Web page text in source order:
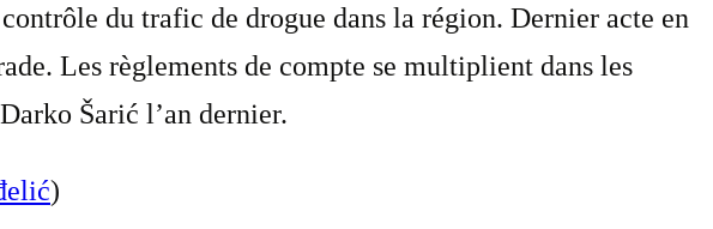
du trafic de drogue dans la région. Dernier acte en
Les règlements de compte se multiplient dans les
Šarić l’an dernier.
)